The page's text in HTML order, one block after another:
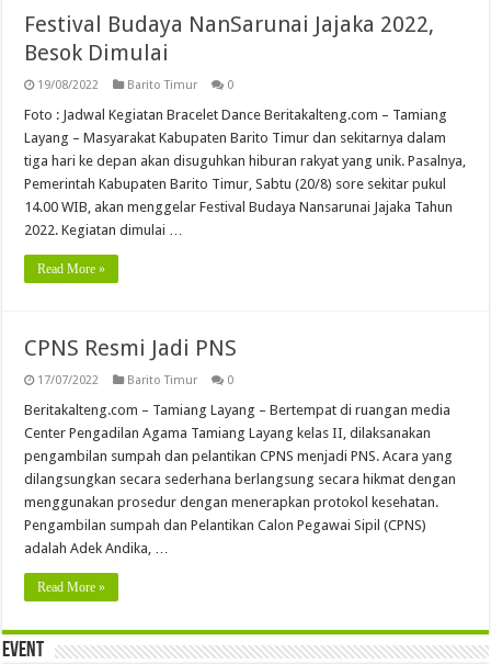
Festival Budaya NanSarunai Jajaka 2022,
Besok Dimulai
19/08/2022 Barito Timur 0
Foto : Jadwal Kegiatan Bracelet Dance Beritakalteng.com – Tamiang
Layang – Masyarakat Kabupaten Barito Timur dan sekitarnya dalam
tiga hari ke depan akan disuguhkan hiburan rakyat yang unik. Pasalnya,
Pemerintah Kabupaten Barito Timur, Sabtu (20/8) sore sekitar pukul
14.00 WIB, akan menggelar Festival Budaya Nansarunai Jajaka Tahun
2022. Kegiatan dimulai …
Read More »
CPNS Resmi Jadi PNS
17/07/2022 Barito Timur 0
Beritakalteng.com – Tamiang Layang – Bertempat di ruangan media
Center Pengadilan Agama Tamiang Layang kelas II, dilaksanakan
pengambilan sumpah dan pelantikan CPNS menjadi PNS. Acara yang
dilangsungkan secara sederhana berlangsung secara hikmat dengan
menggunakan prosedur dengan menerapkan protokol kesehatan.
Pengambilan sumpah dan Pelantikan Calon Pegawai Sipil (CPNS)
adalah Adek Andika, …
Read More »
Event